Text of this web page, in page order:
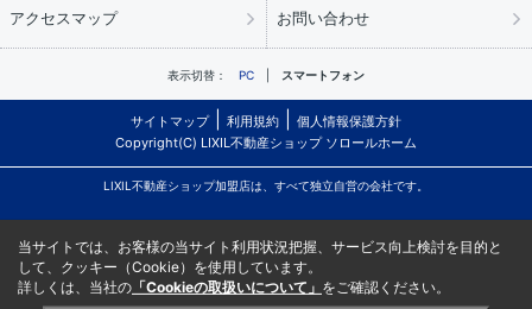
アクセスマップ お問い合わせ
表示切替： PC スマートフォン
サイトマップ 利用規約
個人情報保護方針
Copyright(C) LIXIL不動産ショップ ソロールホーム
LIXIL不動産ショップ加盟店は、すべて独立自営の会社です。
当サイトでは、お客様の当サイト利用状況把握、サービス向上検討を目的と
して、クッキー（Cookie）を使用しています。
詳しくは、当社の 「Cookieの取扱いについて」 をご確認ください。